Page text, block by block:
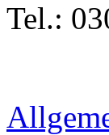
Tel.: